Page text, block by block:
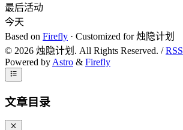
最后活动
今天
Based on Firefly · Customized for 烛隐计划
© 2026 烛隐计划. All Rights Reserved. /RSS
Powered byAstro & Firefly
文章目录